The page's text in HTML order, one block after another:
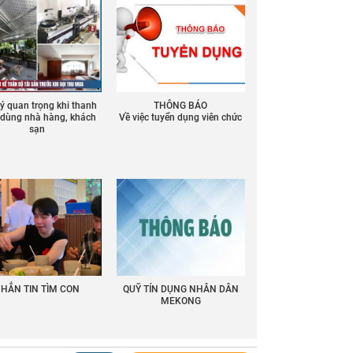
quan trọng khi thanh
nhà hàng, khách
sạn
THÔNG BÁO
Về việc tuyển dụng viên chức
TIN TÌM CON
QUỸ TÍN DỤNG NHÂN DÂN
MEKONG